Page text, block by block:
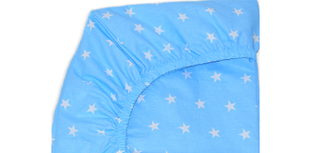
Dodaj u košaricu